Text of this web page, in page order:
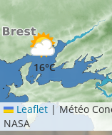
16°C
Leaflet | Météo
NASA